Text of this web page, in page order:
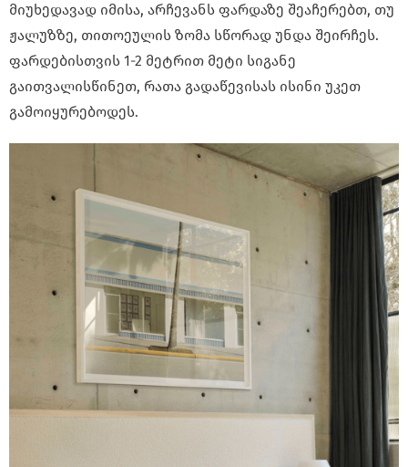
მიუხედავად იმისა, არჩევანს ფარდაზე შეაჩერებთ, თუ
ჟალუზზე, თითოეულის ზომა სწორად უნდა შეირჩეს.
ფარდებისთვის 1-2 მეტრით მეტი სიგანე
გაითვალისწინეთ, რათა გადაწევისას ისინი უკეთ
გამოიყურებოდეს.